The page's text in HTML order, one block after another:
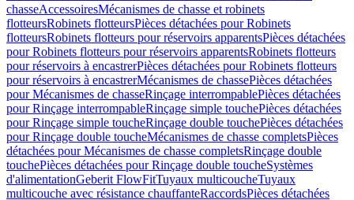
chasseAccessoiresMécanismes de chasse et robinets
flotteursRobinets flotteursPièces détachées pour Robinets
flotteursRobinets flotteurs pour réservoirs apparentsPièces détachées
pour Robinets flotteurs pour réservoirs apparentsRobinets flotteurs
pour réservoirs à encastrerPièces détachées pour Robinets flotteurs
pour réservoirs à encastrerMécanismes de chassePièces détachées
pour Mécanismes de chasseRinçage interrompablePièces détachées
pour Rinçage interrompableRinçage simple touchePièces détachées
pour Rinçage simple toucheRinçage double touchePièces détachées
pour Rinçage double toucheMécanismes de chasse completsPièces
détachées pour Mécanismes de chasse completsRinçage double
touchePièces détachées pour Rinçage double toucheSystèmes
d'alimentationGeberit FlowFitTuyaux multicoucheTuyaux
multicouche avec résistance chauffanteRaccordsPièces détachées